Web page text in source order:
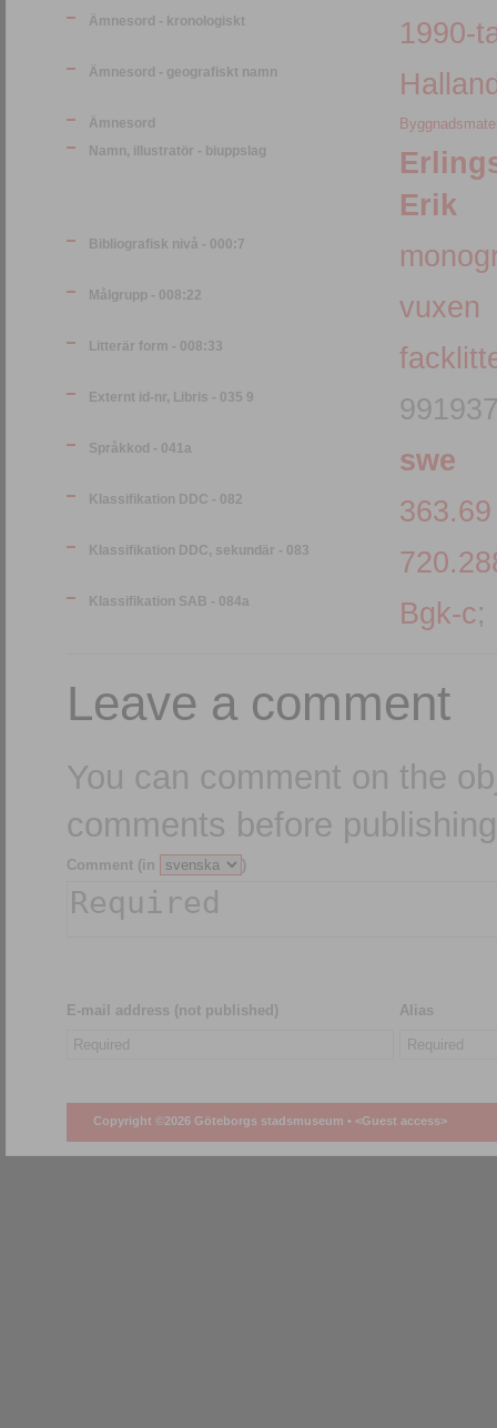
Ämnesord - kronologiskt 1990-
Ämnesord - geografiskt namn
Ämnesord
Namn, illustratör - biuppslag
Erik
Bibliografisk nivå - 000:7
Målgrupp - 008:22 vuxen
Litterär form - 008:33
Externt id-nr, Libris - 035 9
Språkkod - 041a swe
Klassifikation DDC - 082 363.69
Klassifikation DDC, sekundär - 083
Klassifikation SAB - 084a Bgk-c;
Leave a comment
You can comment on the
comments before
Comment (in )
E-mail address (not published) Alias
Copyright ©2026 Göteborgs stadsmuseum • <Guest access>